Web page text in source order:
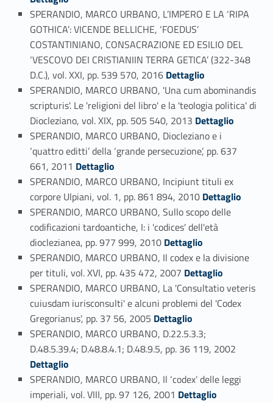
SPERANDIO, MARCO URBANO, L’IMPERO E LA ‘RIPA
GOTHICA’: VICENDE BELLICHE, ‘FOEDUS’
COSTANTINIANO, CONSACRAZIONE ED ESILIO DEL
‘VESCOVO DEI CRISTIANIIN TERRA GETICA’ (322-348
D.C.), vol. XXI, pp. 539 570, 2016 Link identifier #identifier_person_166573-22
Dettaglio
SPERANDIO, MARCO URBANO, 'Una cum abominandis
scripturis'. Le 'religioni del libro' e la 'teologia politica' di
Diocleziano, vol. XIX, pp. 505 540, 2013 Link identifier #identifier_person_166146-23
Dettaglio
SPERANDIO, MARCO URBANO, Diocleziano e i
‘quattro editti’ della ‘grande persecuzione’, pp. 637
661, 2011 Link identifier #identifier_person_2243-24
Dettaglio
SPERANDIO, MARCO URBANO, Incipiunt tituli ex
corpore Ulpiani, vol. 1, pp. 861 894, 2010 Link identifier #identifier_person_59540-25
Dettaglio
SPERANDIO, MARCO URBANO, Sullo scopo delle
codificazioni tardoantiche, I: i 'codices' dell'età
dioclezianea, pp. 977 999, 2010 Link identifier #identifier_person_15447-26
Dettaglio
SPERANDIO, MARCO URBANO, Il codex e la divisione
per tituli, vol. XVI, pp. 435 472, 2007 Link identifier #identifier_person_111147-27
Dettaglio
SPERANDIO, MARCO URBANO, La 'Consultatio veteris
cuiusdam iurisconsulti' e alcuni problemi del 'Codex
Gregorianus', pp. 37 56, 2005 Link identifier #identifier_person_89047-28
Dettaglio
SPERANDIO, MARCO URBANO, D.22.5.3.3;
D.48.5.39.4; D.48.8.4.1; D.48.9.5, pp. 36 119, 2002
Dettaglio
SPERANDIO, MARCO URBANO, Il ‘codex’ delle leggi
imperiali, vol. VIII, pp. 97 126, 2001 Link identifier #identifier_person_120885-30
Dettaglio